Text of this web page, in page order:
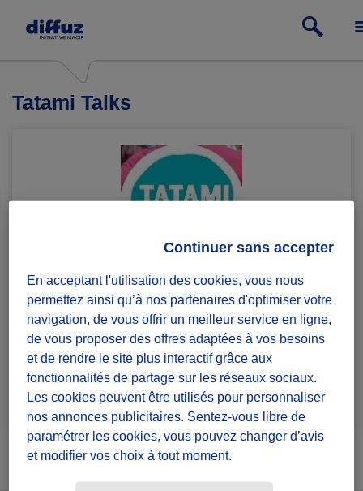
Tatami Talks
Tatami Talks agit dans le champ de la prévention afin
de lutter contre les discriminations et les violences.
Nous souhaitons diffuser une culture du consentement
par et dans la pratique sportive et de mouvement et
dans le milieu de la jeunesse.
Rejoindre le groupe 2 défis lancés
En acceptant l'utilisation des cookies, vous nous
permettez ainsi qu’à nos partenaires d'optimiser votre
navigation, de vous offrir un meilleur service en ligne,
de vous proposer des offres adaptées à vos besoins
et de rendre le site plus interactif grâce aux
fonctionnalités de partage sur les réseaux sociaux.
Les cookies peuvent être utilisés pour personnaliser
nos annonces publicitaires. Sentez-vous libre de
paramétrer les cookies, vous pouvez changer d’avis
et modifier vos choix à tout moment.
Continuer sans accepter